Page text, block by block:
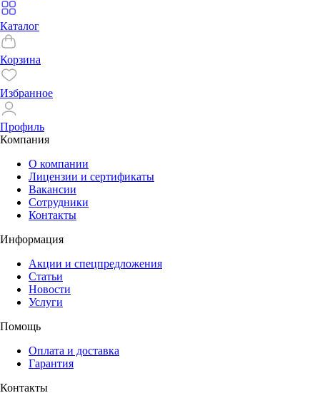
Каталог
Корзина
Избранное
Профиль
Компания
О компании
Лицензии и сертификаты
Вакансии
Сотрудники
Контакты
Информация
Акции и спецпредложения
Статьи
Новости
Услуги
Помощь
Оплата и доставка
Гарантия
Контакты